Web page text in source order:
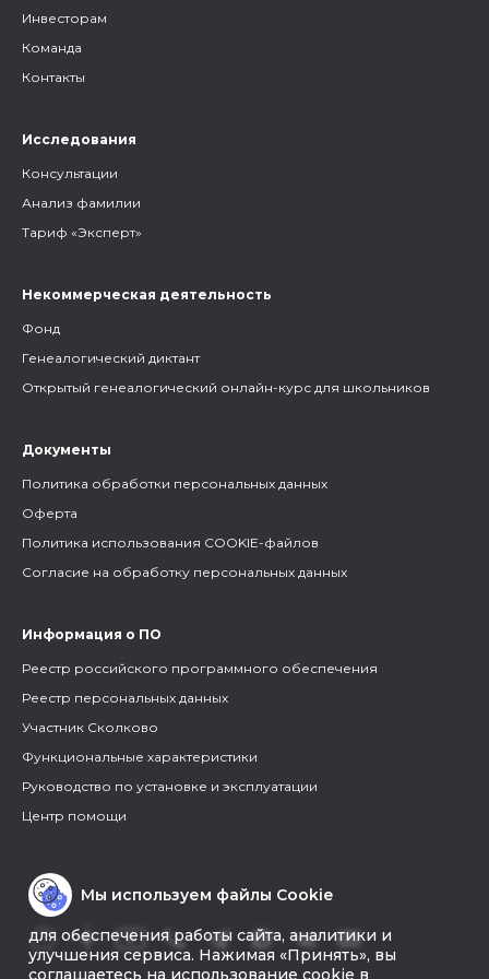
Инвесторам
Команда
Контакты
Исследования
Консультации
Анализ фамилии
Тариф «Эксперт»
Некоммерческая деятельность
Фонд
Генеалогический диктант
Открытый генеалогический онлайн-курс для школьников
Документы
Политика обработки персональных данных
Оферта
Политика использования COOKIE-файлов
Согласие на обработку персональных данных
Информация о ПО
Реестр российского программного обеспечения
Реестр персональных данных
Участник Сколково
Функциональные характеристики
Руководство по установке и эксплуатации
Центр помощи
Мы используем файлы Cookie
для обеспечения работы сайта, аналитики и
улучшения сервиса. Нажимая «Принять», вы
соглашаетесь на использование cookie в